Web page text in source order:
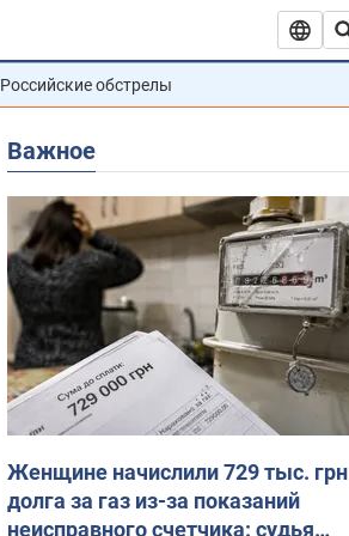
Российские обстрелы
Важное
Женщине начислили 729 тыс. грн
долга за газ из-за показаний
неисправного счетчика: судья